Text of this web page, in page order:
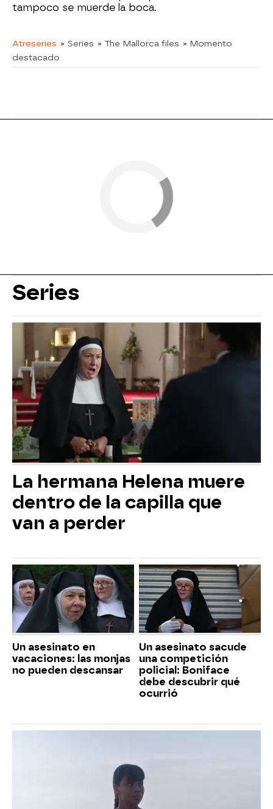
tampoco se muerde la boca.
Atreseries » Series » The Mallorca files » Momento
destacado
Series
La hermana Helena muere
dentro de la capilla que
van a perder
Un asesinato en
vacaciones: las monjas
no pueden descansar
Un asesinato sacude
una competición
policial: Boniface
debe descubrir qué
ocurrió